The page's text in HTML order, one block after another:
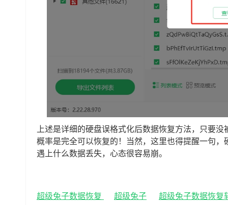
上述是详细的硬盘误格式化后数据恢复方法，只要
概率是完全可以恢复的！当然，这里也得提醒一句
遇上什么数据丢失，心态很容易崩。
超级兔子数据恢复 超级兔子 超级兔子数据恢复